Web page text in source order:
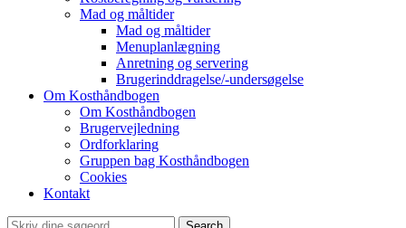
Mad og måltider
Mad og måltider
Menuplanlægning
Anretning og servering
Brugerinddragelse/-undersøgelse
Om Kosthåndbogen
Om Kosthåndbogen
Brugervejledning
Ordforklaring
Gruppen bag Kosthåndbogen
Cookies
Kontakt